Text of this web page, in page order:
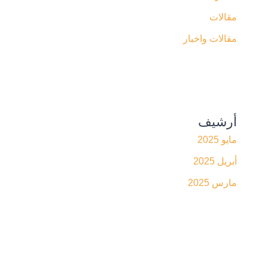
مقالات
مقالات واخبار
أرشيف
مايو 2025
أبريل 2025
مارس 2025